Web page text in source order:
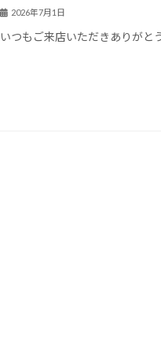
2026年7月1日
いつもご来店いただきありが